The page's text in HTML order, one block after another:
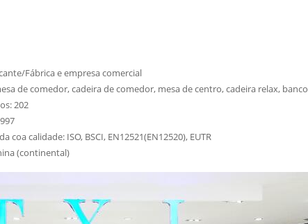
Fábrica e empresa comercial
de comedor, cadeira de comedor, mesa de centro, cadeira relax, banco
202
coa calidade: ISO, BSCI, EN12521(EN12520), EUTR
(continental)